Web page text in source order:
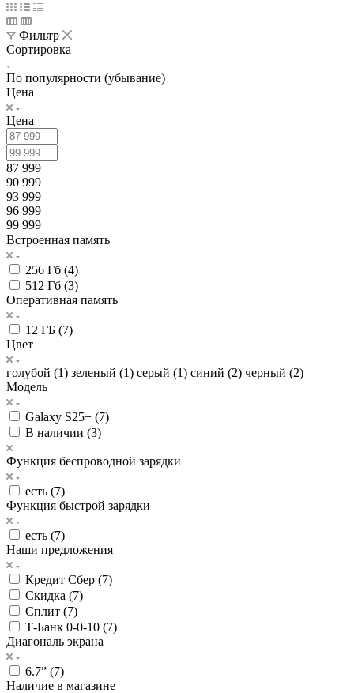
Фильтр
Сортировка
По популярности (убывание)
Цена
Цена
87 999
90 999
93 999
96 999
99 999
Встроенная память
256 Гб (4)
512 Гб (3)
Оперативная память
12 ГБ (7)
Цвет
голубой (1) зеленый (1) серый (1) синий (2) черный (2)
Модель
Galaxy S25+ (7)
В наличии (3)
Функция беспроводной зарядки
есть (7)
Функция быстрой зарядки
есть (7)
Наши предложения
Кредит Сбер (7)
Скидка (7)
Сплит (7)
Т-Банк 0-0-10 (7)
Диагональ экрана
6.7” (7)
Наличие в магазине